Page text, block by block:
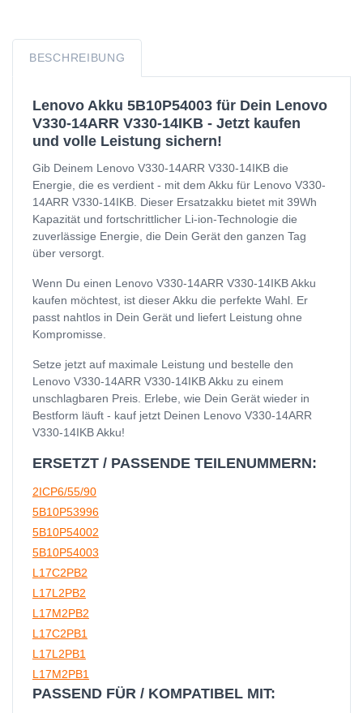
BESCHREIBUNG
Lenovo Akku 5B10P54003 für Dein Lenovo
V330-14ARR V330-14IKB - Jetzt kaufen
und volle Leistung sichern!
Gib Deinem Lenovo V330-14ARR V330-14IKB die
Energie, die es verdient - mit dem Akku für Lenovo V330-
14ARR V330-14IKB. Dieser Ersatzakku bietet mit 39Wh
Kapazität und fortschrittlicher Li-ion-Technologie die
zuverlässige Energie, die Dein Gerät den ganzen Tag
über versorgt.
Wenn Du einen Lenovo V330-14ARR V330-14IKB Akku
kaufen möchtest, ist dieser Akku die perfekte Wahl. Er
passt nahtlos in Dein Gerät und liefert Leistung ohne
Kompromisse.
Setze jetzt auf maximale Leistung und bestelle den
Lenovo V330-14ARR V330-14IKB Akku zu einem
unschlagbaren Preis. Erlebe, wie Dein Gerät wieder in
Bestform läuft - kauf jetzt Deinen Lenovo V330-14ARR
V330-14IKB Akku!
ERSETZT / PASSENDE TEILENUMMERN:
2ICP6/55/90
5B10P53996
5B10P54002
5B10P54003
L17C2PB2
L17L2PB2
L17M2PB2
L17C2PB1
L17L2PB1
L17M2PB1
PASSEND FÜR / KOMPATIBEL MIT: